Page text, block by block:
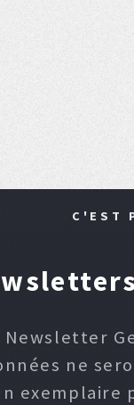
C'EST
ne